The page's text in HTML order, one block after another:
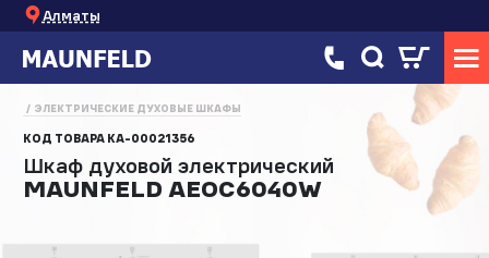
Алматы
ЭЛЕКТРИЧЕСКИЕ ДУХОВЫЕ ШКАФЫ
КОД ТОВАРА КА-00021356
Шкаф духовой электрический
MAUNFELD AEOC6040W